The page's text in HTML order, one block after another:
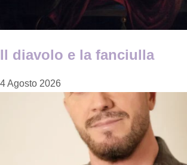
Il diavolo e la fanciulla
4 Agosto 2026